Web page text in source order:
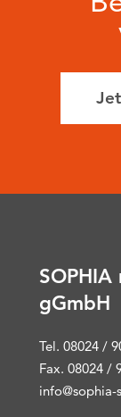
SOPHIA
gGmbH
Tel. 08024 /
Fax. 08024 /